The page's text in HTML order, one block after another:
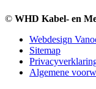
© WHD Kabel- en
Webdesign
Sitemap
Algemene